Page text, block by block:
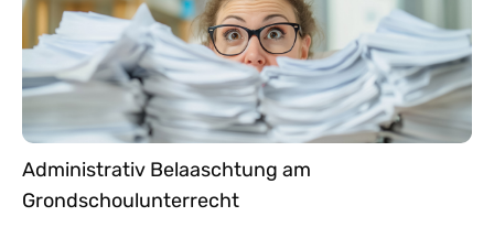
Administrativ Belaaschtung am
Grondschoulunterrecht